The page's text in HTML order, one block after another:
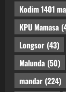
Kodim 1401
KPU Mamasa
Longsor (43)
Malunda (50)
mandar (224)